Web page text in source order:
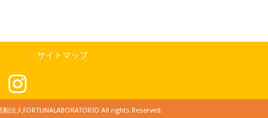
サイトマップ
人FORTUNALABORATORIO All rights Reserved.